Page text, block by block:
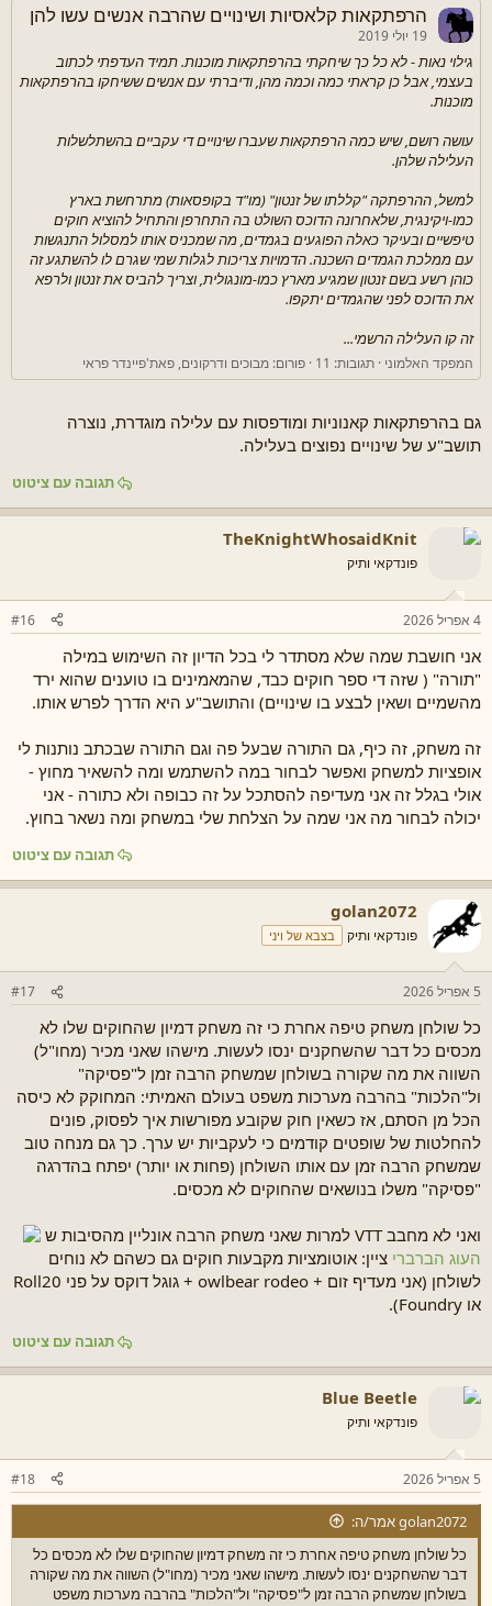
הרפתקאות קלאסיות ושינויים שהרבה אנשים עשו להן
19 יולי 2019
גילוי נאות - לא כל כך שיחקתי בהרפתקאות מוכנות. תמיד העדפתי לכתוב
בעצמי, אבל כן קראתי כמה וכמה מהן, ודיברתי עם אנשים ששיחקו בהרפתקאות
מוכנות.
עושה רושם, שיש כמה הרפתקאות שעברו שינויים די עקביים בהשתלשלות
העלילה שלהן.
למשל, ההרפתקה "קללתו של זנטון" (מו"ד בקופסאות) מתרחשת בארץ
כמו-ויקינגית, שלאחרונה הדוכס השולט בה התחרפן והתחיל להוציא חוקים
טיפשיים ובעיקר כאלה הפוגעים בגמדים, מה שמכניס אותו למסלול התנגשות
עם ממלכת הגמדים השכנה. הדמויות צריכות לגלות שמי שגרם לו להשתגע זה
כוהן רשע בשם זנטון שמגיע מארץ כמו-מונגולית, וצריך להביס את זנטון ולרפא
את הדוכס לפני שהגמדים יתקפו.
זה קו העלילה הרשמי...
המפקד האלמוני תגובות: 11 פורום: מבוכים ודרקונים, פאת'פיינדר פראי
גם בהרפתקאות קאנוניות ומודפסות עם עלילה מוגדרת, נוצרה
תושב"ע של שינויים נפוצים בעלילה.
תגובה עם ציטוט
TheKnightWhosaidKnit
פונדקאי ותיק
4 אפריל 2026 #16
אני חושבת שמה שלא מסתדר לי בכל הדיון זה השימוש במילה
"תורה" ( שזה די ספר חוקים כבד, שהמאמינים בו טוענים שהוא ירד
מהשמיים ושאין לבצע בו שינויים) והתושב"ע היא הדרך לפרש אותו.
זה משחק, זה כיף, גם התורה שבעל פה וגם התורה שבכתב נותנות לי
אופציות למשחק ואפשר לבחור במה להשתמש ומה להשאיר מחוץ -
אולי בגלל זה אני מעדיפה להסתכל על זה כבופה ולא כתורה - אני
יכולה לבחור מה אני שמה על הצלחת שלי במשחק ומה נשאר בחוץ.
תגובה עם ציטוט
golan2072
פונדקאי ותיק בצבא של ויני
5 אפריל 2026 #17
כל שולחן משחק טיפה אחרת כי זה משחק דמיון שהחוקים שלו לא
מכסים כל דבר שהשחקנים ינסו לעשות. מישהו שאני מכיר (מחו"ל)
השווה את מה שקורה בשולחן שמשחק הרבה זמן ל"פסיקה"
ול"הלכות" בהרבה מערכות משפט בעולם האמיתי: המחוקק לא כיסה
הכל מן הסתם, אז כשאין חוק שקובע מפורשות איך לפסוק, פונים
להחלטות של שופטים קודמים כי לעקביות יש ערך. כך גם מנחה טוב
שמשחק הרבה זמן עם אותו השולחן (פחות או יותר) יפתח בהדרגה
"פסיקה" משלו בנושאים שהחוקים לא מכסים.
ואני לא מחבב VTT למרות שאני משחק הרבה אונליין מהסיבות ש
העוג הברברי ציין: אוטומציות מקבעות חוקים גם כשהם לא נוחים
לשולחן (אני מעדיף זום + owlbear rodeo + גוגל דוקס על פני Roll20
או Foundry).
תגובה עם ציטוט
Blue Beetle
פונדקאי ותיק
5 אפריל 2026 #18
golan2072 אמר/ה:
כל שולחן משחק טיפה אחרת כי זה משחק דמיון שהחוקים שלו לא מכסים כל
דבר שהשחקנים ינסו לעשות. מישהו שאני מכיר (מחו"ל) השווה את מה שקורה
בשולחן שמשחק הרבה זמן ל"פסיקה" ול"הלכות" בהרבה מערכות משפט